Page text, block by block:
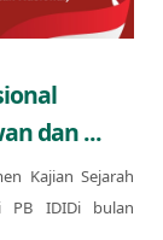
dan ...
Kajian Sejarah
PB IDIDi bulan